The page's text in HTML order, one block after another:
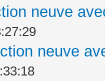
neuve
neuve